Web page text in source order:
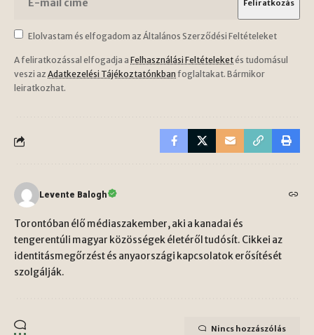
Elolvastam és elfogadom az Általános Szerződési Feltételeket
A feliratkozással elfogadja a Felhasználási Feltételeketés tudomásul
veszi az Adatkezelési Tájékoztatónkban foglaltakat. Bármikor
leiratkozhat.
Levente Balogh
Torontóban élő médiaszakember, aki a kanadai és
tengerentúli magyar közösségek életéről tudósít. Cikkei az
identitásmegőrzést és anyaországi kapcsolatok erősítését
szolgálják.
Nincs hozzászólás